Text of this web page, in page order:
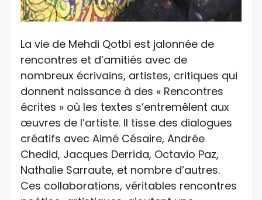
La vie de Mehdi Qotbi est jalonnée de
rencontres et d’amitiés avec de
nombreux écrivains, artistes, critiques qui
donnent naissance à des « Rencontres
écrites » où les textes s’entremêlent aux
œuvres de l’artiste. Il tisse des dialogues
créatifs avec Aimé Césaire, Andrée
Chedid, Jacques Derrida, Octavio Paz,
Nathalie Sarraute, et nombre d’autres.
Ces collaborations, véritables rencontres